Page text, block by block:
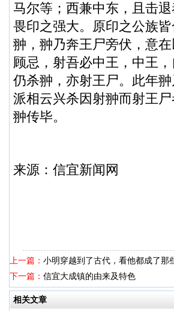
马尔等；西兼中东，且击
畏印之强大。原印之公族
翀，翀乃奔王尸旁伏，意
顾忌，射吾必中王，中王
仍杀翀，亦射王尸。此年
派相云兴杀因射翀而射王
翀传毕。
来源： 信宜新闻 网
上一篇： 小明穿越到了古代，看他都成了那
下一篇： 信宜大成镇的由来及特色
相关文章